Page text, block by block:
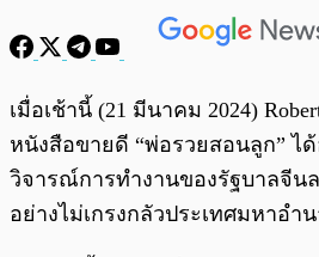
พร้อมเล่น
เมื่อเช้านี้ (21 มีนาคม 2024)
หนังสือขายดี “พ่อรวยสอนลูก” ไ
วิจารณ์การทำงานของรัฐบาลจี
อย่างไม่เกรงกลัวประเทศมหาอำ